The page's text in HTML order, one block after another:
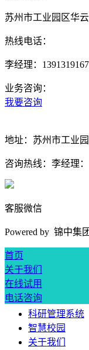
苏州市工业园区华
热线电话：
李经理：
业务咨询：
我要咨询
地址： 苏州市工业
咨询热线： 李经理
客服微信
Powered by 锦中集
首页
关于我们
在线试用
电话咨询
科研管理系统
智慧校园
关于我们